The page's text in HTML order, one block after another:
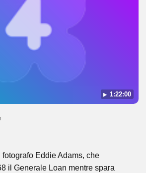
1:22:00
Eddie Adams, che
il Generale Loan mentre spara